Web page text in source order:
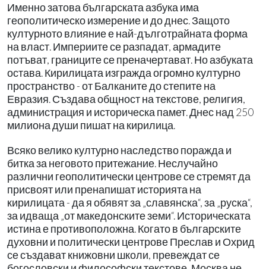
Именно затова българската азбука има
геополитическо измерение и до днес. Защото
културното влияние е най-дълготрайната форма
на власт. Империите се разпадат, армадите
потъват, границите се преначертават. Но азбуката
остава. Кирилицата изгражда огромно културно
пространство - от Балканите до степите на
Евразия. Създава общност на текстове, религия,
администрация и историческа памет. Днес над 250
милиона души пишат на кирилица.
Всяко велико културно наследство поражда и
битка за неговото притежание. Неслучайно
различни геополитически центрове се стремят да
присвоят или пренапишат историята на
кирилицата - да я обявят за „славянска“, за „руска“,
за идваща „от македонските земи“. Историческата
истина е противоположна. Когато в българските
духовни и политически центрове Преслав и Охрид
се създават книжовни школи, превеждат се